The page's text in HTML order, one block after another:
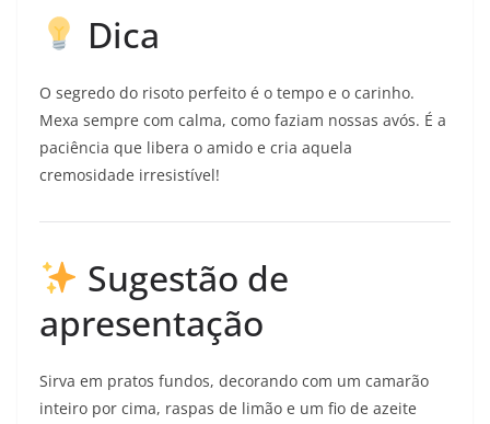
Dica
O segredo do risoto perfeito é o tempo e o carinho.
Mexa sempre com calma, como faziam nossas avós. É a
paciência que libera o amido e cria aquela
cremosidade irresistível!
Sugestão de
apresentação
Sirva em pratos fundos, decorando com um camarão
inteiro por cima, raspas de limão e um fio de azeite